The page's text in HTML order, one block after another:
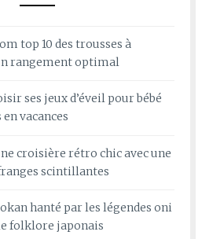
top 10 des trousses à
rangement optimal
ses jeux d’éveil pour bébé
vacances
croisière rétro chic avec une
scintillantes
hanté par les légendes oni
folklore japonais